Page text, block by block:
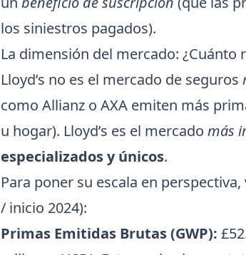
los siniestros pagados).
La dimensión del mercado: ¿Cuánto
Lloyd’s no es el mercado de seguros
como Allianz o AXA emiten más
u hogar). Lloyd’s es el mercado más
especializados y únicos.
Para poner su escala en
/ inicio 2024):
Primas Emitidas Brutas (GWP):